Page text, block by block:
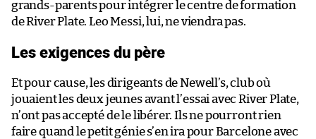
grands-parents pour intégrer le centre de formation
de River Plate. Leo Messi, lui, ne viendra pas.
Les exigences du père
Et pour cause, les dirigeants de Newell’s, club où
jouaient les deux jeunes avant l’essai avec River Plate,
n’ont pas accepté de le libérer. Ils ne pourront rien
faire quand le petit génie s’en ira pour Barcelone avec